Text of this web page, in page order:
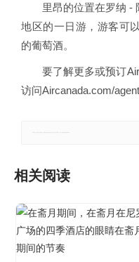
里昂的位置在罗纳 -
地区的一日游，游客可
的葡萄酒。
要了解更多或预订
访问Aircanada.com/
相关阅读